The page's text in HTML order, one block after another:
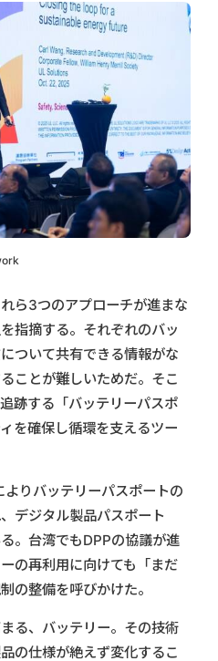
ら3つのアプローチが進まな
指摘する。それぞれのバッ
ついて共有できる情報がな
ことが難しいためだ。そこ
跡する「バッテリーパスポ
を確保し循環を支えるツー
りバッテリーパスポートの
デジタル製品パスポート
。台湾でもDPPの協議が進
の再利用に向けても「まだ
の整備を呼びかけた。
る、バッテリー。その技術
の仕様が絶えず変化するこ